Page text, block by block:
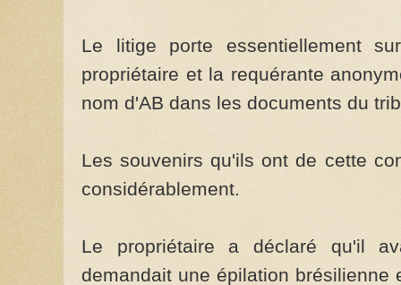
Le litige porte essentiellement
propriétaire et la requérante
nom d'AB dans les documents du
Les souvenirs qu'ils ont de cette
considérablement.
Le propriétaire a déclaré qu'il
demandait une épilation